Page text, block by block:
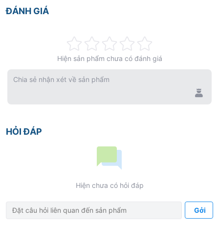
ĐÁNH GIÁ
0%
Hiện sản phẩm chưa có đánh giá
Chia sẻ nhận xét về sản phẩm
HỎI ĐÁP
Hiện chưa có hỏi đáp
Gởi